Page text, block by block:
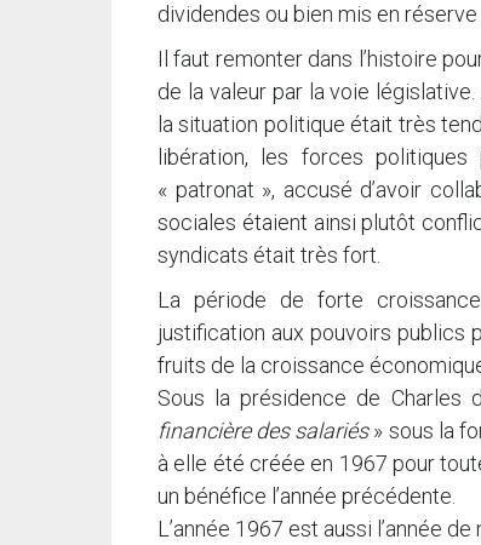
dividendes ou bien mis en
Il faut remonter dans l’histoire
de la valeur par la voie
la situation politique était très
libération, les forces
« patronat », accusé d’avoir
sociales étaient ainsi plutôt
syndicats était très fort.
La période de forte
justification aux pouvoirs publics
fruits de la croissance
Sous la présidence de Charles
financière des salariés» sous la
à elle été créée en 1967 pour
un bénéfice l’année précédente.
L’année 1967 est aussi l’année